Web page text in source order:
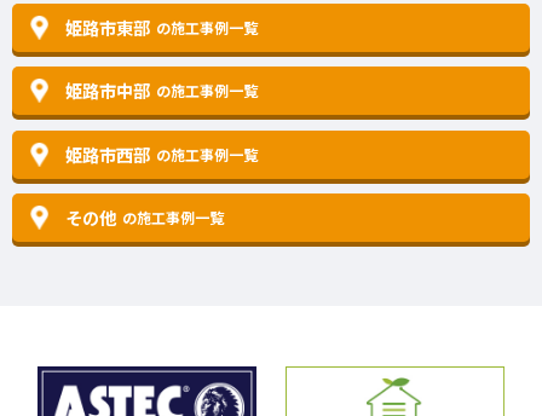
姫路市東部 の施工事例一覧
姫路市中部 の施工事例一覧
姫路市西部 の施工事例一覧
その他 の施工事例一覧